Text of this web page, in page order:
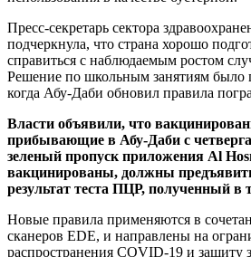
Пресс-секретарь сектора
подчеркнула, что страна хорошо
справиться с наблюдаемым ростом
Решение по школьным занятиям было
когда Абу-Даби обновил правила
Власти объявили, что
прибывающие в Абу-Даби с
зеленый пропуск приложения Al
вакцинированы, должны
результат теста ПЦР, полученный в
Новые правила применяются в
сканеров EDE, и направлены на
распространения COVID-19 и защиту